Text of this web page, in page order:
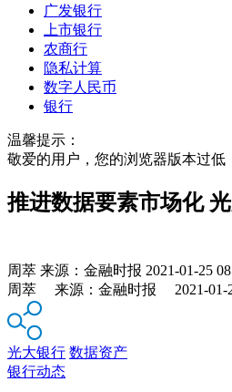
广发银行
上市银行
农商行
隐私计算
数字人民币
银行
温馨提示：
敬爱的用户，您的浏览器版本过低
推进数据要素市场化
周萃 来源： 金融时报 2021-01-25
周萃 来源：金融时报 2021-01-
光大银行 数据资产
银行动态